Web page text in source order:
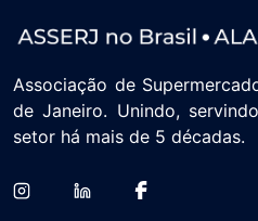
Associação de
de Janeiro. Unindo,
setor há mais de 5 décadas.